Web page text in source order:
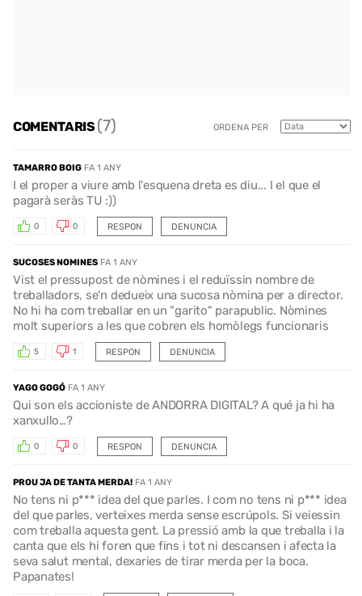
COMENTARIS(7) ORDENA PER
TAMARRO BOIG FA 1 ANY
I el proper a viure amb l'esquena dreta es diu... I el que el
pagarà seràs TU :))
RESPON
0 0 DENUNCIA
SUCOSES NOMINES FA 1 ANY
Vist el pressupost de nòmines i el reduïssin nombre de
treballadors, se'n dedueix una sucosa nòmina per a director.
No hi ha com treballar en un "garito" parapublic. Nòmines
molt superiors a les que cobren els homòlegs funcionaris
RESPON
5 1 DENUNCIA
YAGO GOGÓ FA 1 ANY
Qui son els accioniste de ANDORRA DIGITAL? A qué ja hi ha
xanxullo…?
RESPON
0 0 DENUNCIA
PROU JA DE TANTA MERDA! FA 1 ANY
No tens ni p*** idea del que parles. I com no tens ni p*** idea
del que parles, verteixes merda sense escrúpols. Si veiessin
com treballa aquesta gent. La pressió amb la que treballa i la
canta que els hi foren que fins i tot ni descansen i afecta la
seva salut mental, dexaries de tirar merda per la boca.
Papanates!